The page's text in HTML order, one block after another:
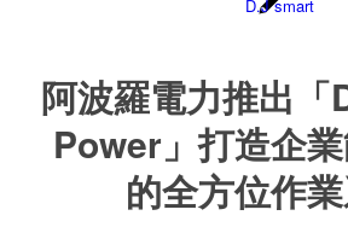
阿波羅電力推出
Power」打造企
的全方位作